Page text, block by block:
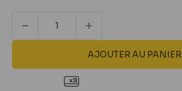
AJOUTER AU PANIER